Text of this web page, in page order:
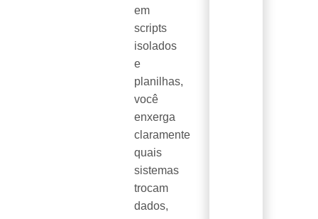
em
scripts
isolados
e
planilhas,
você
enxerga
claramente
quais
sistemas
trocam
dados,